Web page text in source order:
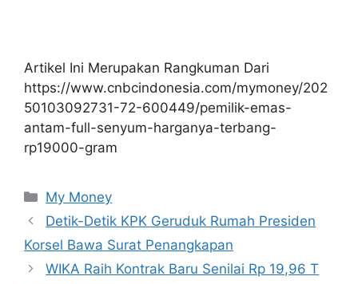
Artikel Ini Merupakan Rangkuman Dari
https://www.cnbcindonesia.com/mymoney/202
50103092731-72-600449/pemilik-emas-
antam-full-senyum-harganya-terbang-
rp19000-gram
Kategori
My Money
Detik-Detik KPK Geruduk Rumah Presiden
Korsel Bawa Surat Penangkapan
WIKA Raih Kontrak Baru Senilai Rp 19,96 T